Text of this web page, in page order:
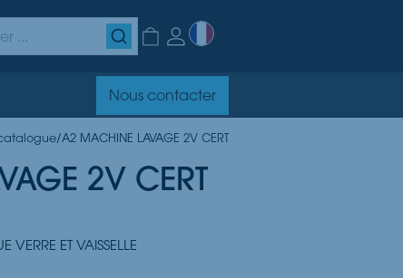
Nous contacter
/A2 MACHINE LAVAGE 2V CERT
2V CERT
VERRE ET VAISSELLE